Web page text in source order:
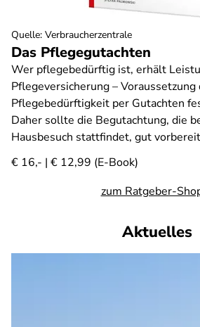
Das Pflegegutachten
Wer pflegebedürftig ist, erhält
Pflegeversicherung – Voraussetzung
Pflegebedürftigkeit per Gutachten
Daher sollte die Begutachtung, die
Hausbesuch stattfindet, gut
€ 16,- | € 12,99 (E-Book)
zum Ratgeber-
Quelle: Verbraucherzentrale
Aktuelles